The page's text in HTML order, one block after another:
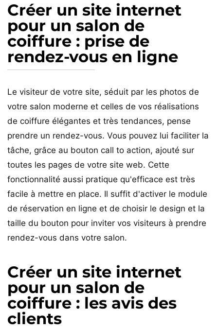
Créer un site internet
pour un salon de
coiffure : prise de
rendez-vous en ligne
Le visiteur de votre site, séduit par les photos de
votre salon moderne et celles de vos réalisations
de coiffure élégantes et très tendances, pense
prendre un rendez-vous. Vous pouvez lui faciliter la
tâche, grâce au bouton call to action, ajouté sur
toutes les pages de votre site web. Cette
fonctionnalité aussi pratique qu'efficace est très
facile à mettre en place. Il suffit d'activer le module
de réservation en ligne et de choisir le design et la
taille du bouton pour inviter vos visiteurs à prendre
rendez-vous dans votre salon.
Créer un site internet
pour un salon de
coiffure : les avis des
clients